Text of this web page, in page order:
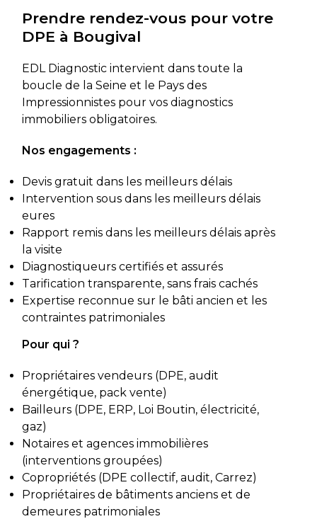
Prendre rendez-vous pour votre
DPE à Bougival
EDL Diagnostic intervient dans toute la
boucle de la Seine et le Pays des
Impressionnistes pour vos diagnostics
immobiliers obligatoires.
Nos engagements :
Devis gratuit dans les meilleurs délais
Intervention sous dans les meilleurs délais
eures
Rapport remis dans les meilleurs délais après
la visite
Diagnostiqueurs certifiés et assurés
Tarification transparente, sans frais cachés
Expertise reconnue sur le bâti ancien et les
contraintes patrimoniales
Pour qui ?
Propriétaires vendeurs (DPE, audit
énergétique, pack vente)
Bailleurs (DPE, ERP, Loi Boutin, électricité,
gaz)
Notaires et agences immobilières
(interventions groupées)
Copropriétés (DPE collectif, audit, Carrez)
Propriétaires de bâtiments anciens et de
demeures patrimoniales